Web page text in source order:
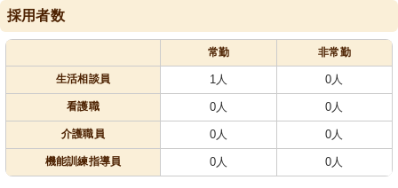
採用者数
常勤 非常勤
生活相談員 1人 0人
看護職 0人 0人
介護職員 0人 0人
機能訓練指導員 0人 0人